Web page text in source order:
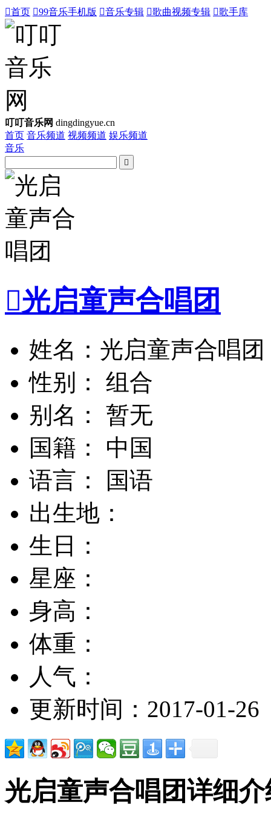
首页 99音乐手机版 音乐专辑 歌曲视频专辑 歌手库
叮叮音乐网 dingdingyue.cn
首页 音乐频道 视频频道 娱乐频道
音乐

光启童声合唱团
姓名：光启童声合唱团
性别： 组合
别名： 暂无
国籍： 中国
语言： 国语
出生地：
生日：
星座：
身高：
体重：
人气：
更新时间：2017-01-26
光启童声合唱团详细